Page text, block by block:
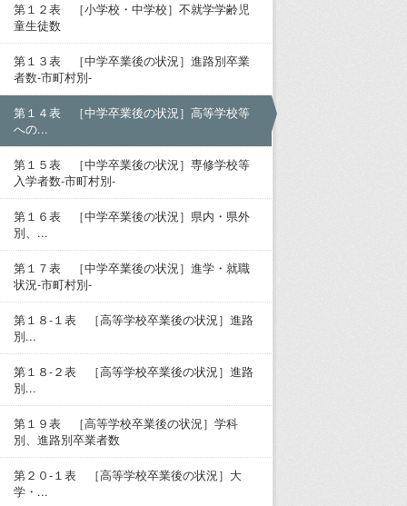
第１２表 ［小学校・中学校］不就学学齢児
童生徒数
第１３表 ［中学卒業後の状況］進路別卒業
者数-市町村別-
第１４表 ［中学卒業後の状況］高等学校等
への...
第１５表 ［中学卒業後の状況］専修学校等
入学者数-市町村別-
第１６表 ［中学卒業後の状況］県内・県外
別、...
第１７表 ［中学卒業後の状況］進学・就職
状況-市町村別-
第１８-１表 ［高等学校卒業後の状況］進路
別...
第１８-２表 ［高等学校卒業後の状況］進路
別...
第１９表 ［高等学校卒業後の状況］学科
別、進路別卒業者数
第２０-１表 ［高等学校卒業後の状況］大
学・...